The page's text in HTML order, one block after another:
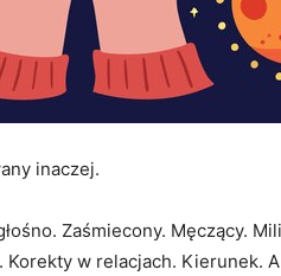
inaczej.
Zaśmiecony. Męczący.
w relacjach. Kierunek.